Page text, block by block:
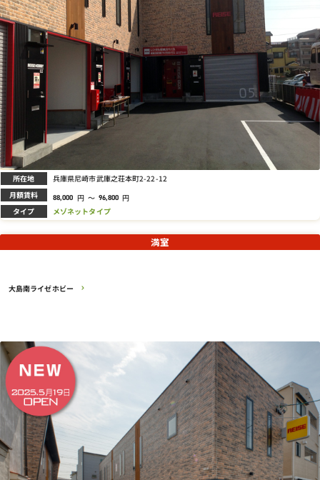
所在地 兵庫県尼崎市武庫之荘本町2-22-12
月額賃料 88,000 円 ～ 96,800 円
タイプ メゾネットタイプ
大島南ライゼホビー
満室